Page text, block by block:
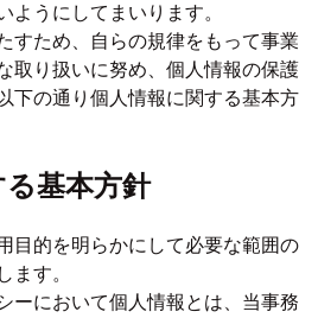
ようにしてまいります。
すため、自らの規律をもって事業
取り扱いに努め、個人情報の保護
下の通り個人情報に関する基本方
基本方針
目的を明らかにして必要な範囲の
ます。
ーにおいて個人情報とは、当事務